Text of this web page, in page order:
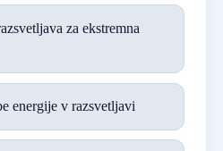
za ekstremna
energije v razsvetljavi